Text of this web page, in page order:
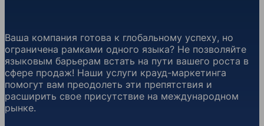
Ваша компания готова к глобальному успеху, но
ограничена рамками одного языка? Не позволяйте
языковым барьерам встать на пути вашего роста в
сфере продаж! Наши услуги крауд-маркетинга
помогут вам преодолеть эти препятствия и
расширить свое присутствие на международном
рынке.